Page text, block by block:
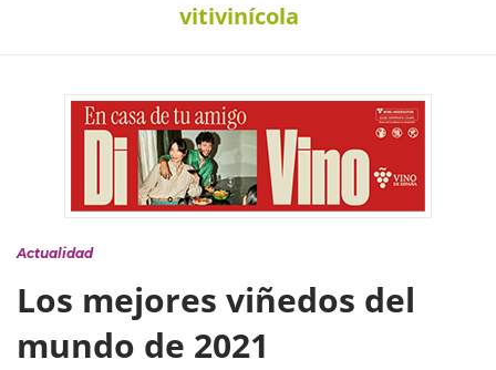
vitivinícola
Actualidad
Los mejores viñedos del
mundo de 2021